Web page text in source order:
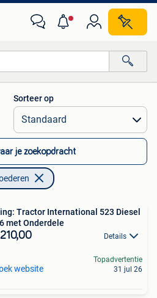
Sorteer op
je zoekopdracht
Tractor International 523 Diesel
met Onderdele
Details
website
Topadvertentie
31 jul 26